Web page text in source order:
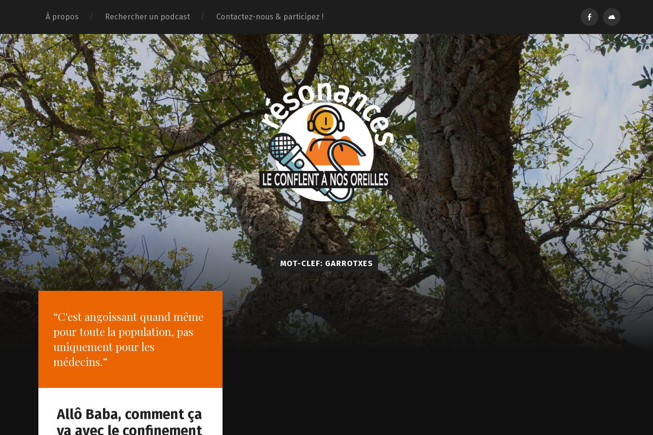
À propos Rechercher un podcast Contactez-nous & participez !
MOT-CLEF: GARROTXES
“C'est angoissant quand même
pour toute la population, pas
uniquement pour les
médecins.”
Allô Baba, comment ça
va avec le confinement